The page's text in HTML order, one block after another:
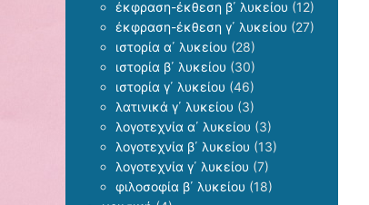
έκφραση-έκθεση β΄ λυκείου (12)
έκφραση-έκθεση γ΄ λυκείου (27)
ιστορία α΄ λυκείου (28)
ιστορία β΄ λυκείου (30)
ιστορία γ΄ λυκείου (46)
λατινικά γ΄ λυκείου (3)
λογοτεχνία α΄ λυκείου (3)
λογοτεχνία β΄ λυκείου (13)
λογοτεχνία γ΄ λυκείου (7)
φιλοσοφία β΄ λυκείου (18)